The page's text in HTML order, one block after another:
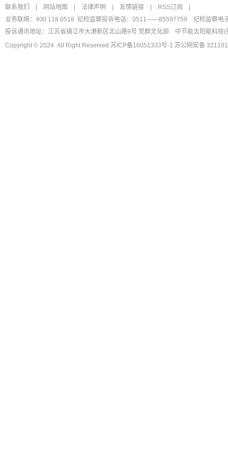
联系我们 网站地图 法律声明 友情链接 RSS订阅
业务联络：400 118 0518 纪检监察投诉电话：0511——85597759 纪检监察电
投诉通讯地址：江苏省镇江市大港新区北山路9号 党群文化部
中节能太阳能科技
Copyright © 2024 All Right Reserved 苏ICP备16051333号-1 苏公网安备